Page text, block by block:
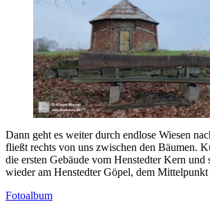
Dann geht es weiter durch endlose Wiesen
fließt rechts von uns zwischen den Bäumen.
die ersten Gebäude vom Henstedter Kern und
wieder am Henstedter Göpel, dem Mittelpunkt
Fotoalbum